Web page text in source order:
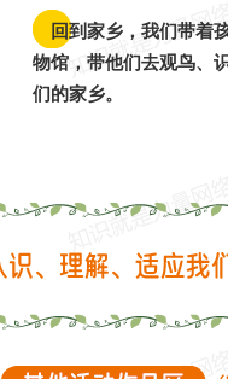
回到家乡，我们带着
物馆，带他们去观鸟、
们的家乡。